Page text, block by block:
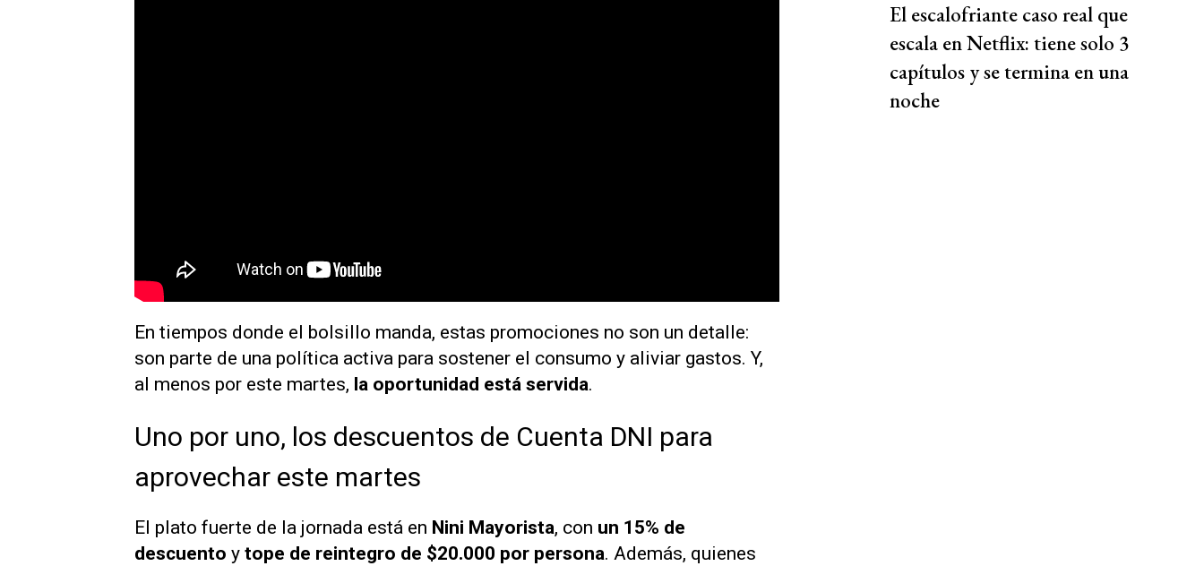
En tiempos donde el bolsillo manda, estas promociones no son un detalle:
son parte de una política activa para sostener el consumo y aliviar gastos. Y,
al menos por este martes, la oportunidad está servida.
Uno por uno, los descuentos de Cuenta DNI para
aprovechar este martes
El plato fuerte de la jornada está en Nini Mayorista, con un 15% de
descuento y tope de reintegro de $20.000 por persona. Además, quienes
El escalofriante caso real que
escala en Netflix: tiene solo 3
capítulos y se termina en una
noche